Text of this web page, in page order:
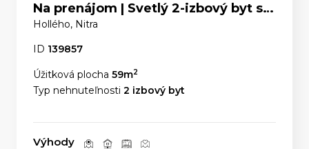
Na prenájom | Svetlý 2-izbový byt s panoramatickým výhľadom v centre Nitry
Hollého, Nitra
ID 139857
Úžitková plocha 59m2
Typ nehnuteľnosti 2 izbový byt
Výhody